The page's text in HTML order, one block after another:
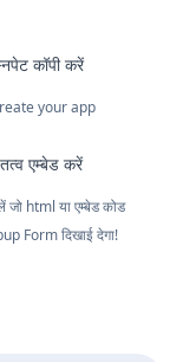
कॉपी करें
your app
एम्बेड करें
html या एम्बेड कोड
Form दिखाई देगा!